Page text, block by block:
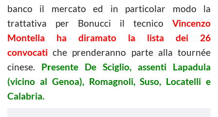
banco il mercato ed in particolar modo la
trattativa per Bonucci il tecnico Vincenzo
Montella ha diramato la lista dei 26
convocatiche prenderanno parte alla tournée
cinese. Presente De Sciglio, assenti Lapadula
(vicino al Genoa), Romagnoli, Suso, Locatelli e
Calabria.